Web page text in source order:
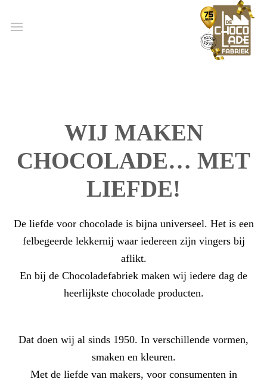
WIJ MAKEN
CHOCOLADE… MET
LIEFDE!
De liefde voor chocolade is bijna universeel. Het is een
felbegeerde lekkernij waar iedereen zijn vingers bij
aflikt.
En bij de Chocoladefabriek maken wij iedere dag de
heerlijkste chocolade producten.
Dat doen wij al sinds 1950. In verschillende vormen,
smaken en kleuren.
Met de liefde van makers, voor consumenten in